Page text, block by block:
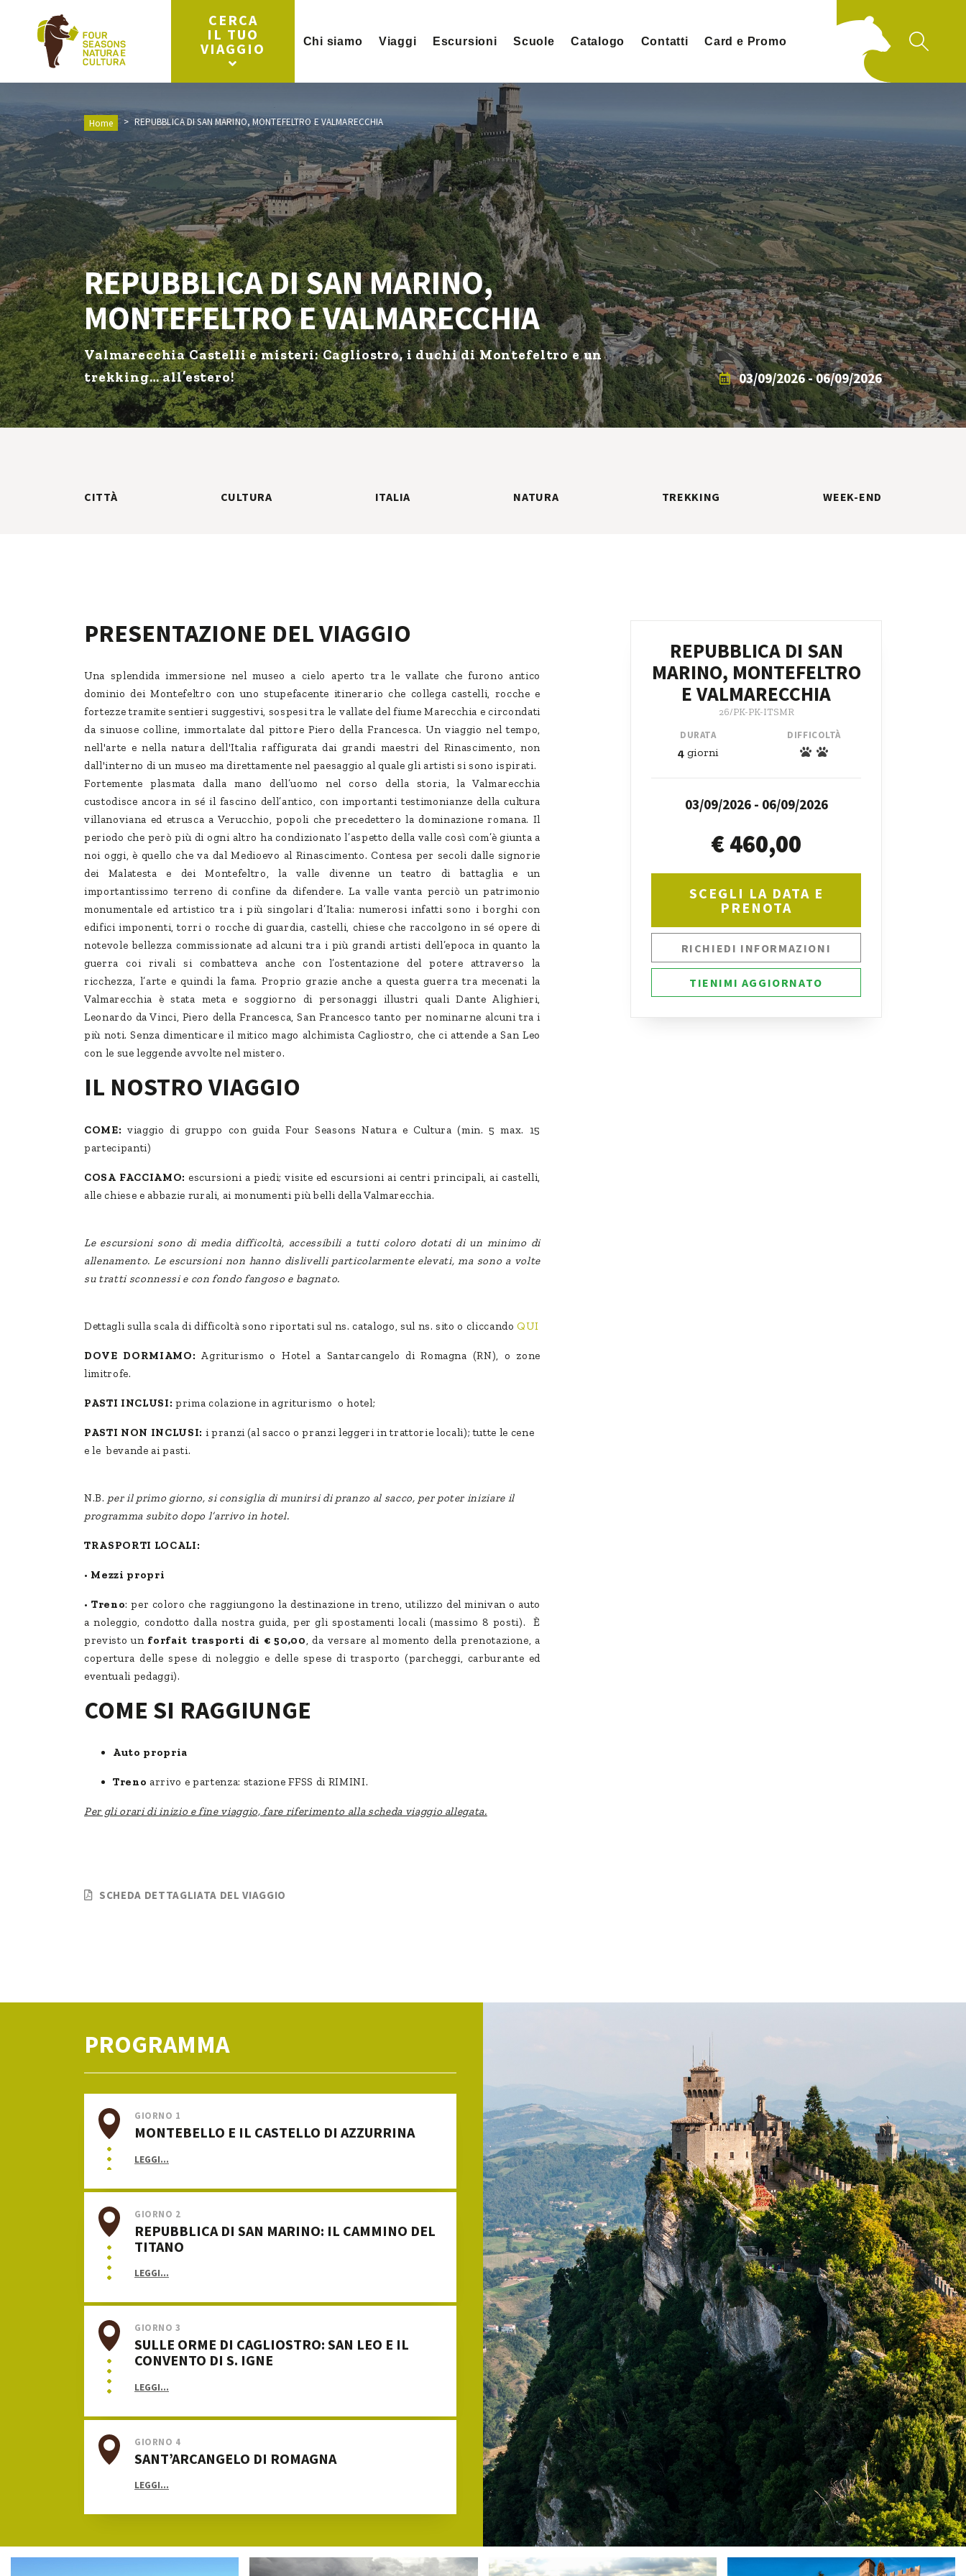
CERCA
IL TUO
VIAGGIO
Chi siamo Viaggi Escursioni Scuole Catalogo Contatti Card e Promo
Home REPUBBLICA DI SAN MARINO, MONTEFELTRO E VALMARECCHIA
REPUBBLICA DI SAN MARINO,
MONTEFELTRO E VALMARECCHIA
Valmarecchia Castelli e misteri: Cagliostro, i duchi di Montefeltro e un
trekking… all’estero!
03/09/2026 - 06/09/2026
CITTÀ CULTURA ITALIA NATURA TREKKING WEEK-END
PRESENTAZIONE DEL VIAGGIO
Una splendida immersione nel museo a cielo aperto tra le vallate che furono antico
dominio dei Montefeltro con uno stupefacente itinerario che collega castelli, rocche e
fortezze tramite sentieri suggestivi, sospesi tra le vallate del fiume Marecchia e circondati
da sinuose colline, immortalate dal pittore Piero della Francesca. Un viaggio nel tempo,
nell'arte e nella natura dell'Italia raffigurata dai grandi maestri del Rinascimento, non
dall'interno di un museo ma direttamente nel paesaggio al quale gli artisti si sono ispirati.
Fortemente plasmata dalla mano dell’uomo nel corso della storia, la Valmarecchia
custodisce ancora in sé il fascino dell’antico, con importanti testimonianze della cultura
villanoviana ed etrusca a Verucchio, popoli che precedettero la dominazione romana. Il
periodo che però più di ogni altro ha condizionato l’aspetto della valle così com’è giunta a
noi oggi, è quello che va dal Medioevo al Rinascimento. Contesa per secoli dalle signorie
dei Malatesta e dei Montefeltro, la valle divenne un teatro di battaglia e un
importantissimo terreno di confine da difendere. La valle vanta perciò un patrimonio
monumentale ed artistico tra i più singolari d’Italia: numerosi infatti sono i borghi con
edifici imponenti, torri o rocche di guardia, castelli, chiese che raccolgono in sé opere di
notevole bellezza commissionate ad alcuni tra i più grandi artisti dell’epoca in quanto la
guerra coi rivali si combatteva anche con l’ostentazione del potere attraverso la
ricchezza, l’arte e quindi la fama. Proprio grazie anche a questa guerra tra mecenati la
Valmarecchia è stata meta e soggiorno di personaggi illustri quali Dante Alighieri,
Leonardo da Vinci, Piero della Francesca, San Francesco tanto per nominarne alcuni tra i
più noti. Senza dimenticare il mitico mago alchimista Cagliostro, che ci attende a San Leo
con le sue leggende avvolte nel mistero.
IL NOSTRO VIAGGIO
COME: viaggio di gruppo con guida Four Seasons Natura e Cultura (min. 5 max. 15
partecipanti)
COSA FACCIAMO: escursioni a piedi; visite ed escursioni ai centri principali, ai castelli,
alle chiese e abbazie rurali, ai monumenti più belli della Valmarecchia.
Le escursioni sono di media difficoltà, accessibili a tutti coloro dotati di un minimo di
allenamento. Le escursioni non hanno dislivelli particolarmente elevati, ma sono a volte
su tratti sconnessi e con fondo fangoso e bagnato.
Dettagli sulla scala di difficoltà sono riportati sul ns. catalogo, sul ns. sito o cliccandoQUI
DOVE DORMIAMO: Agriturismo o Hotel a Santarcangelo di Romagna (RN), o zone
limitrofe.
PASTI INCLUSI: prima colazione in agriturismo o hotel;
PASTI NON INCLUSI: i pranzi (al sacco o pranzi leggeri in trattorie locali); tutte le cene
e le bevande ai pasti.
N.B. per il primo giorno, si consiglia di munirsi di pranzo al sacco, per poter iniziare il
programma subito dopo l’arrivo in hotel.
TRASPORTI LOCALI:
• Mezzi propri
•Treno: per coloro che raggiungono la destinazione in treno, utilizzo del minivan o auto
a noleggio, condotto dalla nostra guida, per gli spostamenti locali (massimo 8 posti). È
previsto un forfait trasporti di € 50,00 , da versare al momento della prenotazione, a
copertura delle spese di noleggio e delle spese di trasporto (parcheggi, carburante ed
eventuali pedaggi).
COME SI RAGGIUNGE
Auto propria
Treno arrivo e partenza: stazione FFSS di RIMINI.
Per gli orari di inizio e fine viaggio, fare riferimento alla scheda viaggio allegata.
SCHEDA DETTAGLIATA DEL VIAGGIO
REPUBBLICA DI SAN
MARINO, MONTEFELTRO
E VALMARECCHIA
26/PK-PK-ITSMR
DURATA
4giorni
DIFFICOLTÀ
03/09/2026 - 06/09/2026
€ 460,00
SCEGLI LA DATA E
PRENOTA
RICHIEDI INFORMAZIONI
TIENIMI AGGIORNATO
PROGRAMMA
GIORNO 1
MONTEBELLO E IL CASTELLO DI AZZURRINA
LEGGI...
GIORNO 2
REPUBBLICA DI SAN MARINO: IL CAMMINO DEL
TITANO
LEGGI...
GIORNO 3
SULLE ORME DI CAGLIOSTRO: SAN LEO E IL
CONVENTO DI S. IGNE
LEGGI...
GIORNO 4
SANT’ARCANGELO DI ROMAGNA
LEGGI...